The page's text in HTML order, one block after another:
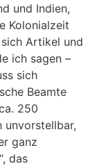
und Indien,
Kolonialzeit
Artikel und
ich sagen –
sich
Beamte
250
unvorstellbar,
ganz
das